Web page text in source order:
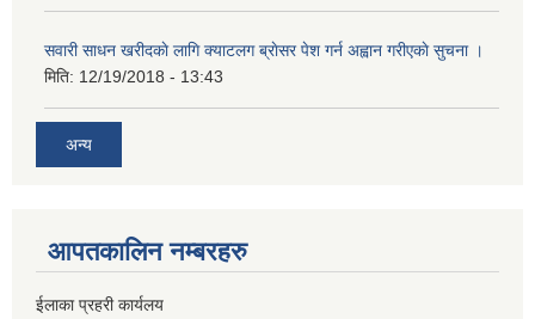
सवारी साधन खरीदकाे लागि क्याटलग ब्राेसर पेश गर्न अह्वान गरीएकाे सुचना ।
मिति: 12/19/2018 - 13:43
अन्य
आपतकालिन नम्बरहरु
ईलाका प्रहरी कार्यलय